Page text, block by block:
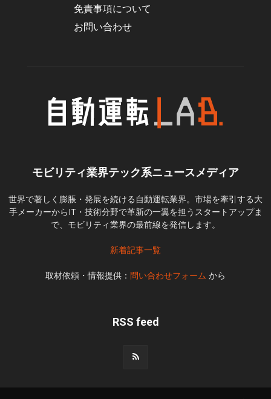
免責事項について
お問い合わせ
モビリティ業界テック系ニュースメディア
世界で著しく膨脹・発展を続ける自動運転業界。市場を牽引する大
手メーカーからIT・技術分野で革新の一翼を担うスタートアップま
で、モビリティ業界の最前線を発信します。
新着記事一覧
取材依頼・情報提供： 問い合わせフォーム から
RSS feed